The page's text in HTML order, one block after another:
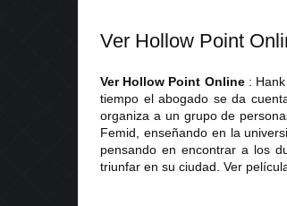
Ver Hollow Point
Ver Hollow Point Online :
tiempo el abogado se da
organiza a un grupo de
Femid, enseñando en la
pensando en encontrar a los
triunfar en su ciudad. Ver